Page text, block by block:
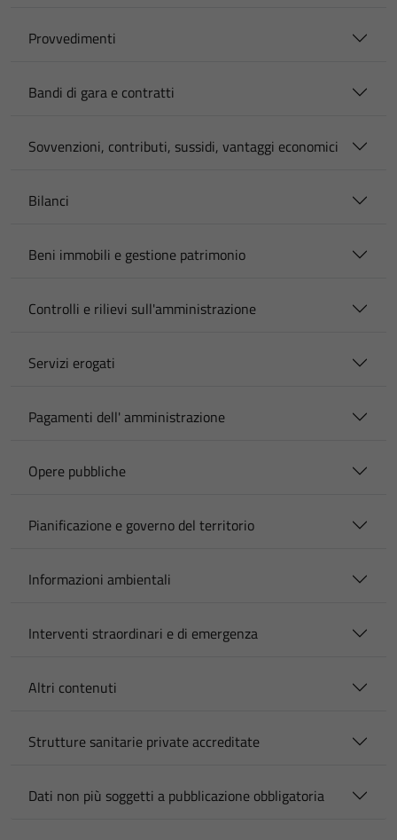
Provvedimenti
Bandi di gara e contratti
Sovvenzioni, contributi, sussidi, vantaggi economici
Bilanci
Beni immobili e gestione patrimonio
Controlli e rilievi sull'amministrazione
Servizi erogati
Pagamenti dell' amministrazione
Opere pubbliche
Pianificazione e governo del territorio
Informazioni ambientali
Interventi straordinari e di emergenza
Altri contenuti
Strutture sanitarie private accreditate
Dati non più soggetti a pubblicazione obbligatoria